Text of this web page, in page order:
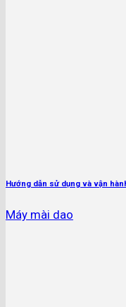
Hướng dẫn sử dụng và vận
Máy mài dao